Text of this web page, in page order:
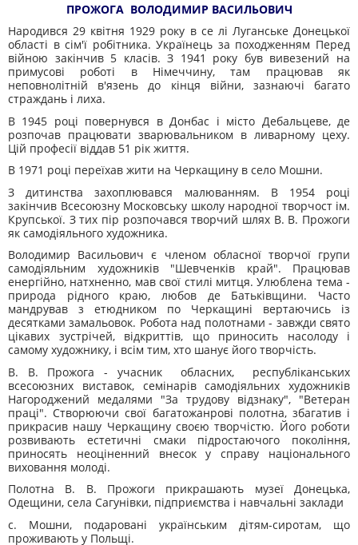
ПРОЖОГА ВОЛОДИМИР ВАСИЛЬОВИЧ
Народився 29 квітня 1929 року в се лі Луганське Донецької
області в сім'ї робітника. Українець за походженням Перед
війною закінчив 5 класів. З 1941 року був вивезений на
примусові роботі в Німеччину, там працював як
неповнолітній в'язень до кінця війни, зазнаючі багато
страждань і лиха.
В 1945 році повернувся в Донбас і місто Дебальцеве, де
розпочав працювати зварювальником в ливарному цеху.
Цій професії віддав 51 рік життя.
В 1971 році переїхав жити на Черкащину в село Мошни.
З дитинства захоплювався малюванням. В 1954 році
закінчив Всесоюзну Московську школу народної творчост ім.
Крупської. З тих пір розпочався творчий шлях В. В. Прожоги
як самодіяльного художника.
Володимир Васильович є членом обласної творчої групи
самодіяльним художників "Шевченків край". Працював
енергійно, натхненно, мав свої стилі митця. Улюблена тема -
природа рідного краю, любов де Батьківщини. Часто
мандрував з етюдником по Черкащині вертаючись із
десятками замальовок. Робота над полотнами - завжди свято
цікавих зустрічей, відкриттів, що приносить насолоду і
самому художнику, і всім тим, хто шанує його творчість.
В. В. Прожога - учасник обласних, республіканських
всесоюзних виставок, семінарів самодіяльних художників
Нагороджений медалями "За трудову відзнаку", "Ветеран
праці". Створюючи свої багатожанрові полотна, збагатив і
прикрасив нашу Черкащину своєю творчістю. Його роботи
розвивають естетичні смаки підростаючого покоління,
прино­сять неоціненний внесок у справу національного
виховання молоді.
Полотна В. В. Прожоги прикрашають музеї Донецька,
Одещини, села Сагунівки, підприємства і навчальні заклади
с. Мошни, подаровані українським дітям-сиротам, що
прожива­ють у Польщі.